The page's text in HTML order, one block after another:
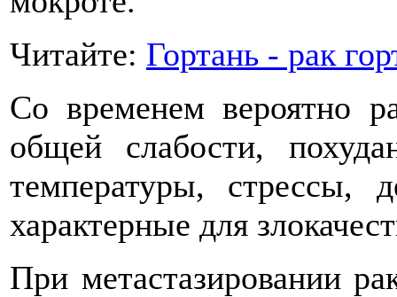
Читайте: Гортань - рак
Со временем вероятно
общей слабости,
температуры, стрессы,
характерные для
При метастазировании